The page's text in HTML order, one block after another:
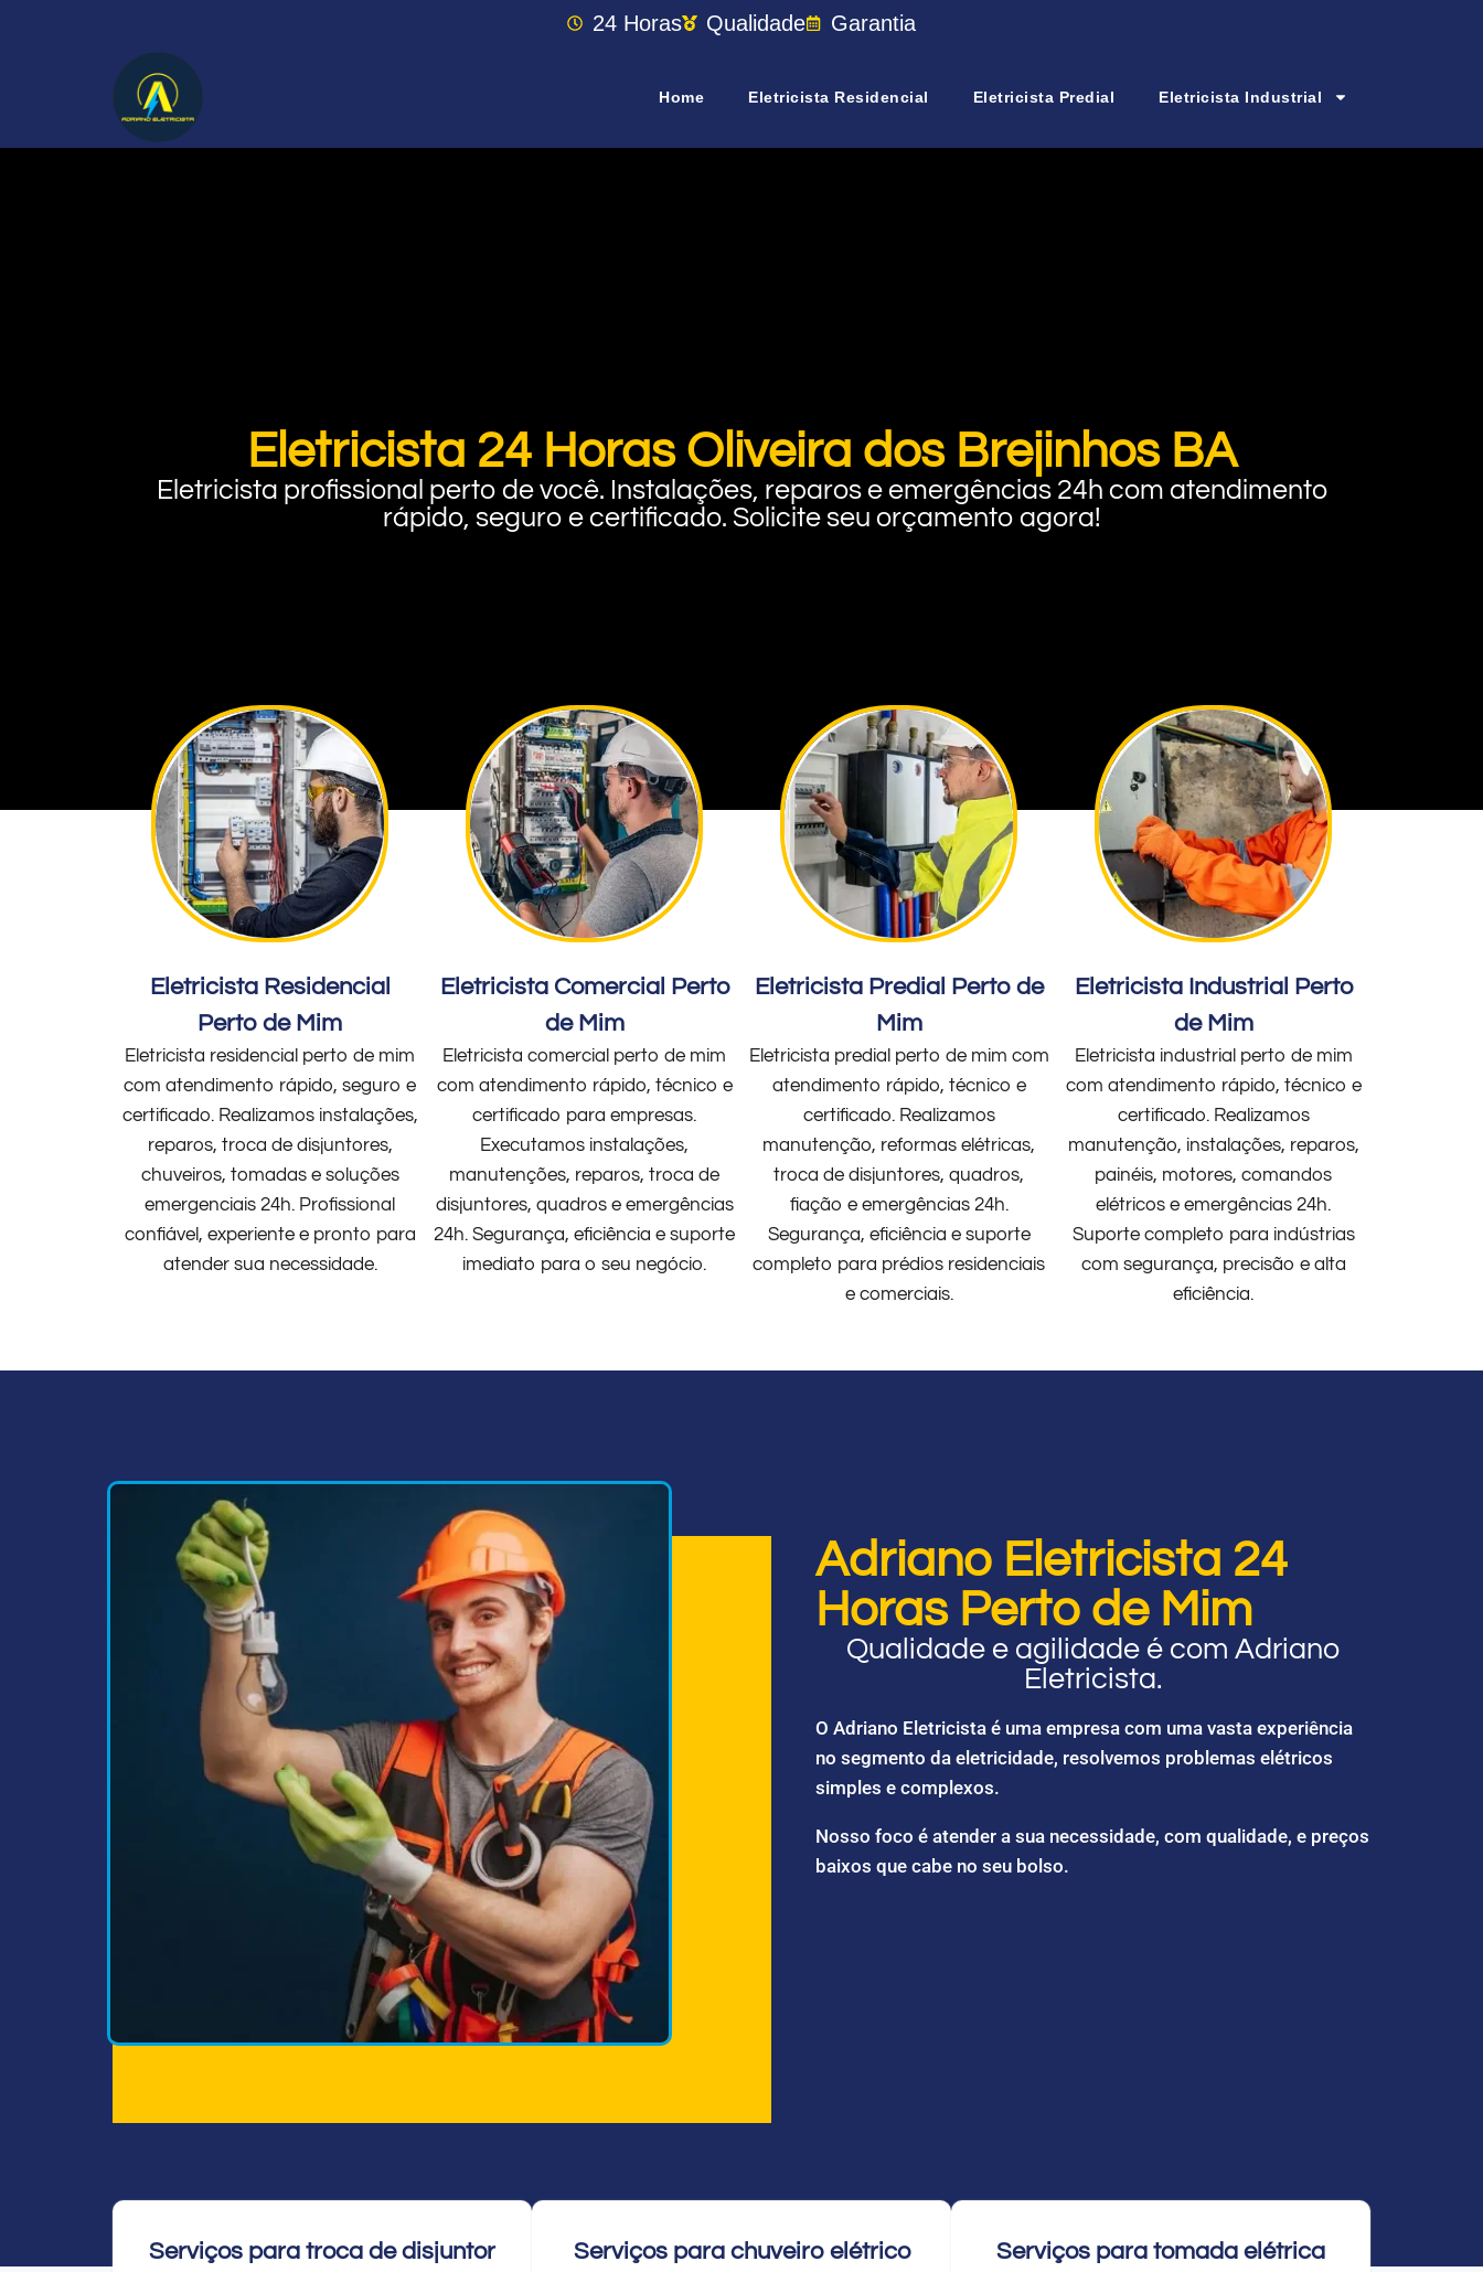
24 Horas Qualidade Garantia
Home Eletricista Residencial Eletricista Predial Eletricista Industrial
Eletricista 24 Horas Oliveira dos Brejinhos BA
Eletricista profissional perto de você. Instalações, reparos e emergências 24h com atendimento
rápido, seguro e certificado. Solicite seu orçamento agora!
Eletricista Residencial
Perto de Mim
Eletricista residencial perto de mim
com atendimento rápido, seguro e
certificado. Realizamos instalações,
reparos, troca de disjuntores,
chuveiros, tomadas e soluções
emergenciais 24h. Profissional
confiável, experiente e pronto para
atender sua necessidade.
Eletricista Comercial Perto
de Mim
Eletricista comercial perto de mim
com atendimento rápido, técnico e
certificado para empresas.
Executamos instalações,
manutenções, reparos, troca de
disjuntores, quadros e emergências
24h. Segurança, eficiência e suporte
imediato para o seu negócio.
Eletricista Predial Perto de
Mim
Eletricista predial perto de mim com
atendimento rápido, técnico e
certificado. Realizamos
manutenção, reformas elétricas,
troca de disjuntores, quadros,
fiação e emergências 24h.
Segurança, eficiência e suporte
completo para prédios residenciais
e comerciais.
Eletricista Industrial Perto
de Mim
Eletricista industrial perto de mim
com atendimento rápido, técnico e
certificado. Realizamos
manutenção, instalações, reparos,
painéis, motores, comandos
elétricos e emergências 24h.
Suporte completo para indústrias
com segurança, precisão e alta
eficiência.
Adriano Eletricista 24
Horas Perto de Mim
Qualidade e agilidade é com Adriano
Eletricista.
O Adriano Eletricista é uma empresa com uma vasta experiência
no segmento da eletricidade, resolvemos problemas elétricos
simples e complexos.
Nosso foco é atender a sua necessidade, com qualidade, e preços
baixos que cabe no seu bolso.
Serviços para troca de disjuntor Serviços para chuveiro elétrico Serviços para tomada elétrica